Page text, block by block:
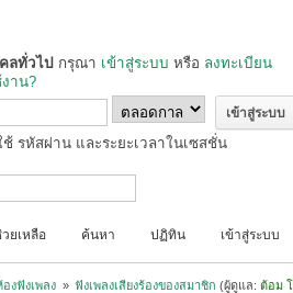
ลทั่วไป กรุณา เข้าสู่ระบบ หรือ ลงทะเบียน
าน?
รหัสผ่าน และระยะเวลาในเซสชั่น
ยเหลือ ค้นหา ปฏิทิน เข้าสู่ระบบ
องฟังเพลง » ฟังเพลงเสียงร้องของสมาชิก (ผู้ดูแล:ต้อม